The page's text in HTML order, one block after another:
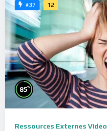
#37 12
85%
Ressources Externes Vidéo